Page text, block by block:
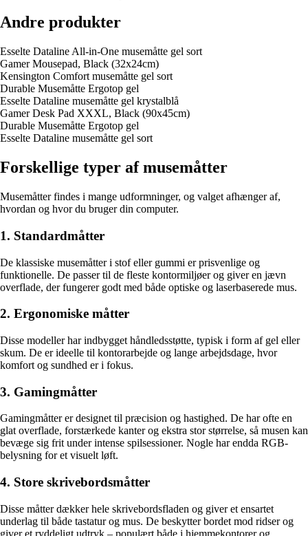
Andre produkter
Esselte Dataline All-in-One musemåtte gel sort
Gamer Mousepad, Black (32x24cm)
Kensington Comfort musemåtte gel sort
Durable Musemåtte Ergotop gel
Esselte Dataline musemåtte gel krystalblå
Gamer Desk Pad XXXL, Black (90x45cm)
Durable Musemåtte Ergotop gel
Esselte Dataline musemåtte gel sort
Forskellige typer af musemåtter
Musemåtter findes i mange udformninger, og valget afhænger af,
hvordan og hvor du bruger din computer.
1. Standardmåtter
De klassiske musemåtter i stof eller gummi er prisvenlige og
funktionelle. De passer til de fleste kontormiljøer og giver en jævn
overflade, der fungerer godt med både optiske og laserbaserede mus.
2. Ergonomiske måtter
Disse modeller har indbygget håndledsstøtte, typisk i form af gel eller
skum. De er ideelle til kontorarbejde og lange arbejdsdage, hvor
komfort og sundhed er i fokus.
3. Gamingmåtter
Gamingmåtter er designet til præcision og hastighed. De har ofte en
glat overflade, forstærkede kanter og ekstra stor størrelse, så musen kan
bevæge sig frit under intense spilsessioner. Nogle har endda RGB-
belysning for et visuelt løft.
4. Store skrivebordsmåtter
Disse måtter dækker hele skrivebordsfladen og giver et ensartet
underlag til både tastatur og mus. De beskytter bordet mod ridser og
giver et ryddeligt udtryk – populært både i hjemmekontorer og